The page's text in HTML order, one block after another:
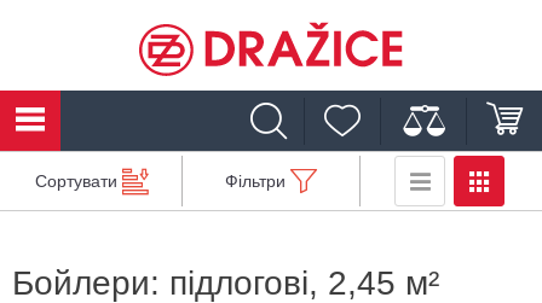
Сортувати Фільтри
Бойлери: підлогові, 2,45 м²